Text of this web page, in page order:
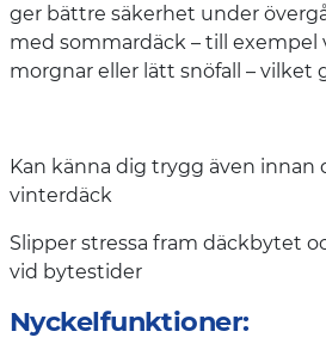
ger bättre säkerhet under
med sommardäck – till exempel
morgnar eller lätt snöfall – vilket
Kan känna dig trygg även innan
vinterdäck
Slipper stressa fram däckbytet
vid bytestider
Nyckelfunktioner: